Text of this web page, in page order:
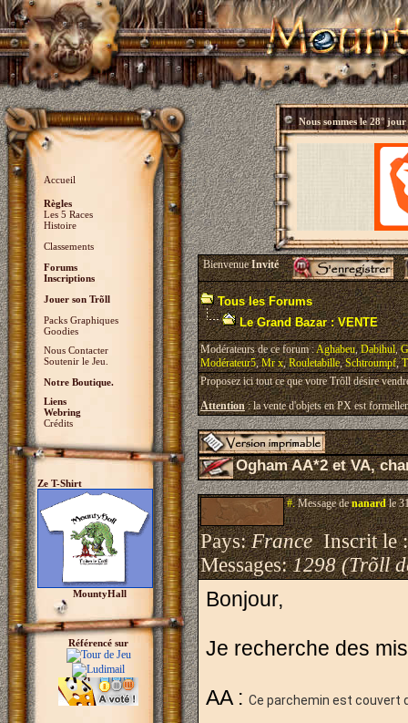
Accueil
Règles
Les 5 Races
Histoire
Classements
Forums
Inscriptions
Jouer son Trõll
Packs Graphiques
Goodies
Nous Contacter
Soutenir le Jeu.
Notre Boutique.
Liens
Webring
Crédits
Ze T-Shirt
MountyHall
Référencé sur
Nous sommes le28° jour
BienvenueInvité
Tous les Forums
Le Grand Bazar : VENTE
Modérateurs de ce forum :Aghabeu,Dabihul,
Modérateur5,Mr x,Rouletabille,Schtroumpf,
Proposez ici tout ce que votre Trõll désire
Attention: la vente d'objets en PX est
Ogham AA*2 et VA,
#.Message denanardle
Pays:FranceInscrit le
Messages:1298 (Trõll
Bonjour,
Je recherche des
AA : Ce parchemin est couvert